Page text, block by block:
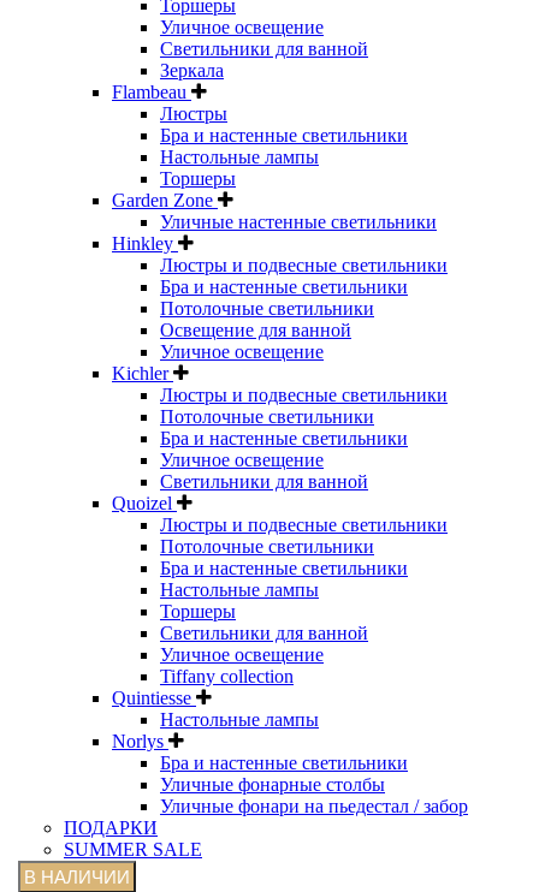
Торшеры
Уличное освещение
Светильники для ванной
Зеркала
Flambeau
Люстры
Бра и настенные светильники
Настольные лампы
Торшеры
Garden Zone
Уличные настенные светильники
Hinkley
Люстры и подвесные светильники
Бра и настенные светильники
Потолочные светильники
Освещение для ванной
Уличное освещение
Kichler
Люстры и подвесные светильники
Потолочные светильники
Бра и настенные светильники
Уличное освещение
Светильники для ванной
Quoizel
Люстры и подвесные светильники
Потолочные светильники
Бра и настенные светильники
Настольные лампы
Торшеры
Светильники для ванной
Уличное освещение
Tiffany collection
Quintiesse
Настольные лампы
Norlys
Бра и настенные светильники
Уличные фонарные столбы
Уличные фонари на пьедестал / забор
ПОДАРКИ
SUMMER SALE
В НАЛИЧИИ